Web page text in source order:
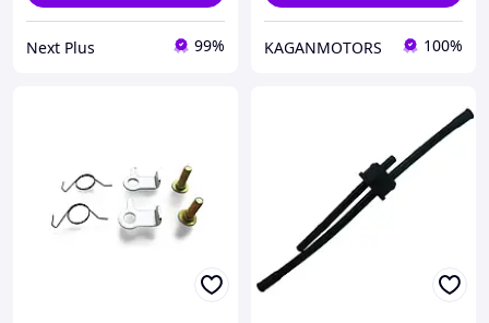
Next Plus 99% KAGANMOTORS 100%